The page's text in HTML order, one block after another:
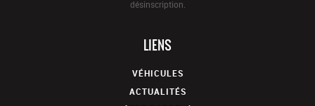
désinscription.
LIENS
VÉHICULES
ACTUALITÉS